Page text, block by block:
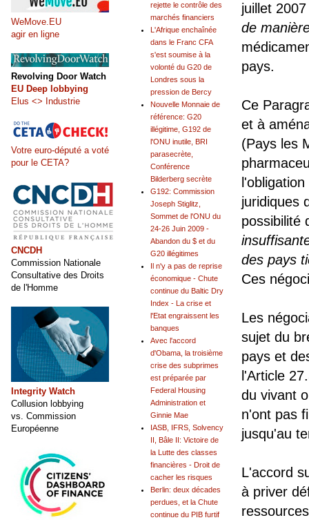
juillet
de
pays.
Ce
et à
(Pays les
juridiques
possibilité
des pays
Ces
Les
sujet du
pays et
l'Article
du vivant
n'ont pas
jusqu'au
L'accord
à priver
rejette le contrôle des
marchés financiers
L'Afrique enchaînée
dans le Franc CFA
s'est soumise à la
volonté du G20 de
Londres sous la
pression de Bercy
Nouvelle Monnaie de
référence: G20
illégitime, G192 de
l'ONU inutile, BRI
parasecrète,
Conférence
Bilderberg secrète
G192: Commission
Joseph Stiglitz,
Sommet de l'ONU du
24-26 Juin 2009 -
Abandon du $ et du
G20 illégitimes
Il n'y a pas de reprise
économique - Chute
continue du Baltic Dry
Index - La crise et
l'Etat engraissent les
banques
Avec l'accord
d'Obama, la troisième
crise des subprimes
est préparée par
Federal Housing
Administration et
Ginnie Mae
IASB, IFRS, Solvency
II, Bâle II: Victoire de
la Lutte des classes
financières - Droit de
cacher les risques
Berlin: deux décades
perdues, et la Chute
continue du PIB furtif
WeMove.EU
agir en ligne
Revolving Door Watch
EU Deep lobbying
Elus <> Industrie
Votre euro-député a voté
pour le CETA?
CNCDH
Commission Nationale
Consultative des Droits
de l'Homme
Integrity Watch
Collusion lobbying
vs. Commission
Européenne